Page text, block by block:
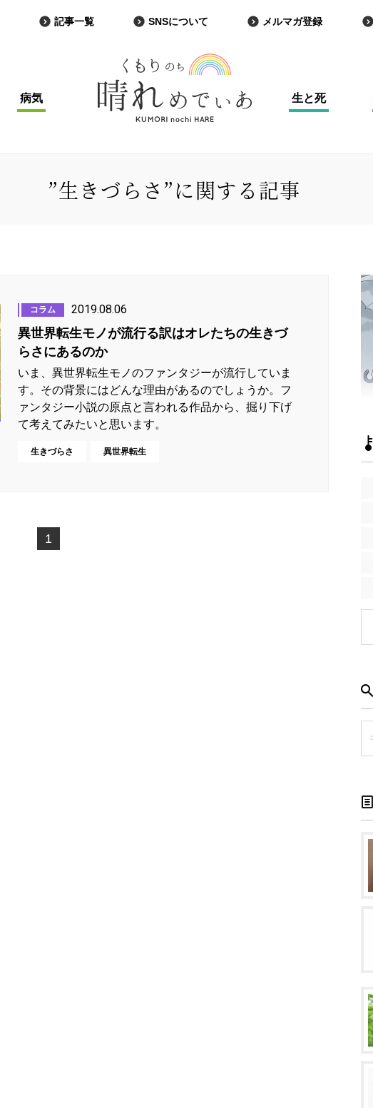
記事一覧 SNSについて メルマガ登録
病気 生と死
”生きづらさ”に関する記事
コラム 2019.08.06
異世界転生モノが流行る訳はオレたちの生きづ
らさにあるのか
いま、異世界転生モノのファンタジーが流行していま
す。その背景にはどんな理由があるのでしょうか。フ
ァンタジー小説の原点と言われる作品から、掘り下げ
て考えてみたいと思います。
生きづらさ 異世界転生
1